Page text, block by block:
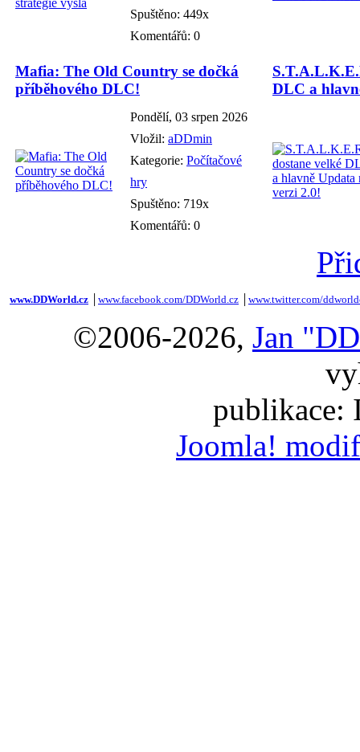
Spuštěno: 449x
Komentářů: 0
Mafia: The Old Country se dočká
příběhového DLC!
Pondělí, 03 srpen 2026
Vložil: aDDmin
Kategorie: Počítačové
hry
Spuštěno: 719x
Komentářů: 0
DLC a
www.DDWorld.cz www.facebook.com/DDWorld.cz www.twitter.com/
©2006-2026, Jan
publikace:
Joomla!